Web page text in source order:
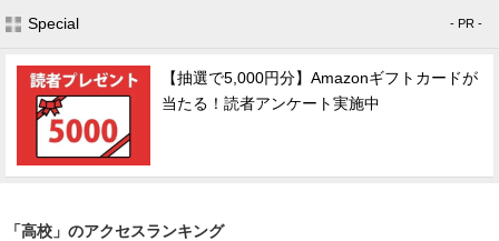
Special - PR -
【抽選で5,000円分】Amazonギフトカードが
当たる！読者アンケート実施中
「高校」のアクセスランキング